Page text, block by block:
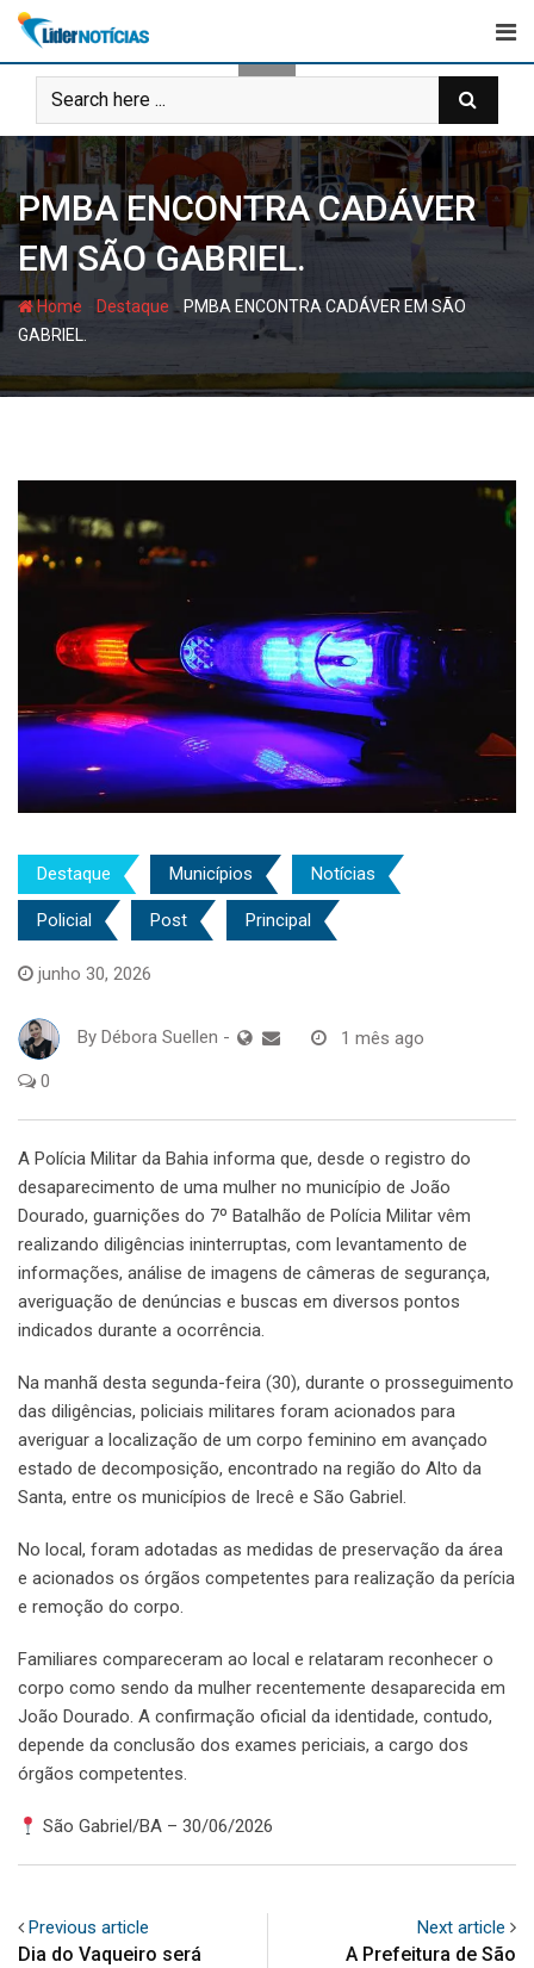
Skip
content
PMBA ENCONTRA CADÁVER
EM SÃO GABRIEL.
Home Destaque - PMBA ENCONTRA CADÁVER EM SÃO
GABRIEL.
Destaque Municípios Notícias
Policial Post Principal
junho 30, 2026
By Débora Suellen - 1 mês ago
0
A Polícia Militar da Bahia informa que, desde o registro do
desaparecimento de uma mulher no município de João
Dourado, guarnições do 7º Batalhão de Polícia Militar vêm
realizando diligências ininterruptas, com levantamento de
informações, análise de imagens de câmeras de segurança,
averiguação de denúncias e buscas em diversos pontos
indicados durante a ocorrência.
Na manhã desta segunda-feira (30), durante o prosseguimento
das diligências, policiais militares foram acionados para
averiguar a localização de um corpo feminino em avançado
estado de decomposição, encontrado na região do Alto da
Santa, entre os municípios de Irecê e São Gabriel.
No local, foram adotadas as medidas de preservação da área
e acionados os órgãos competentes para realização da perícia
e remoção do corpo.
Familiares compareceram ao local e relataram reconhecer o
corpo como sendo da mulher recentemente desaparecida em
João Dourado. A confirmação oficial da identidade, contudo,
depende da conclusão dos exames periciais, a cargo dos
órgãos competentes.
São Gabriel/BA – 30/06/2026
Previous article
Dia do Vaqueiro será
Next article
A Prefeitura de São